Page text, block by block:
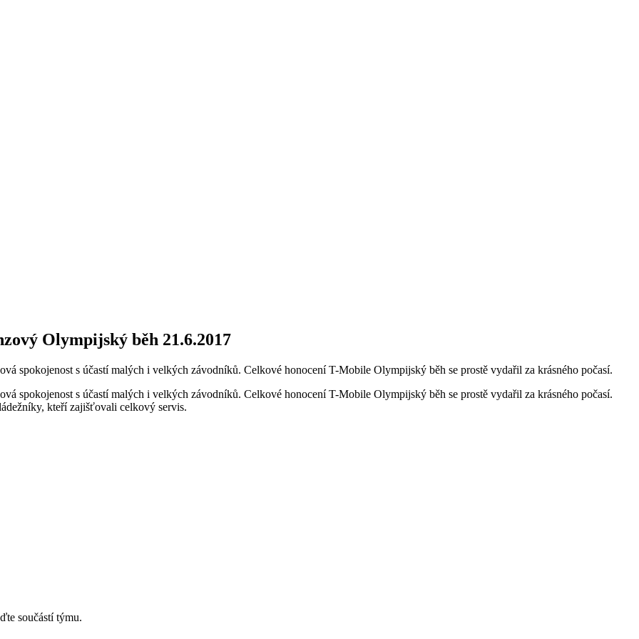
Olympijský běh 21.6.2017
spokojenost s účastí malých i velkých závodníků. Celkové honocení T-Mobile Olympijský běh se prostě vydařil za krásného počasí.
spokojenost s účastí malých i velkých závodníků. Celkové honocení T-Mobile Olympijský běh se prostě vydařil za krásného počasí.
kteří zajišťovali celkový servis.
součástí týmu.